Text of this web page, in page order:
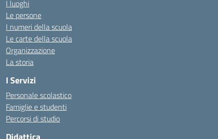
I luoghi
Le persone
I numeri della scuola
Le carte della scuola
Organizzazione
La storia
I Servizi
Personale scolastico
Famiglie e studenti
Percorsi di studio